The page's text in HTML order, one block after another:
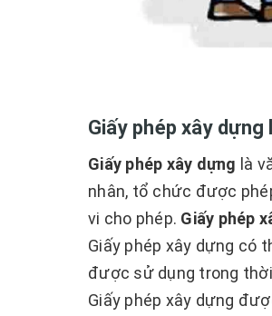
Giấy phép xây dựng
Giấy phép xây dựng là
nhân, tổ chức được
vi cho phép. Giấy phép
Giấy phép xây dựng có
được sử dụng trong
Giấy phép xây dựng